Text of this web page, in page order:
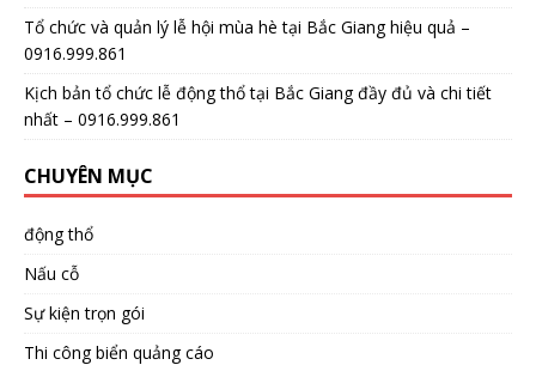
Tổ chức và quản lý lễ hội mùa hè tại Bắc Giang hiệu quả –
0916.999.861
Kịch bản tổ chức lễ động thổ tại Bắc Giang đầy đủ và chi tiết
nhất – 0916.999.861
CHUYÊN MỤC
động thổ
Nấu cỗ
Sự kiện trọn gói
Thi công biển quảng cáo